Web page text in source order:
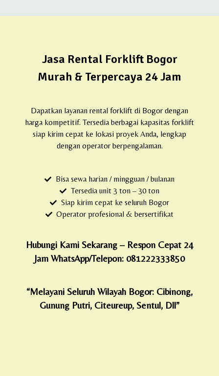
Jasa Rental Forklift Bogor
Murah & Terpercaya 24 Jam
Dapatkan layanan rental forklift di Bogor dengan
harga kompetitif. Tersedia berbagai kapasitas forklift
siap kirim cepat ke lokasi proyek Anda, lengkap
dengan operator berpengalaman.
Bisa sewa harian / mingguan / bulanan
Tersedia unit 3 ton – 30 ton
Siap kirim cepat ke seluruh Bogor
Operator profesional & bersertifikat
Hubungi Kami Sekarang – Respon Cepat 24
Jam WhatsApp/Telepon: 081222333850
“Melayani Seluruh Wilayah Bogor: Cibinong,
Gunung Putri, Citeureup, Sentul, Dll”